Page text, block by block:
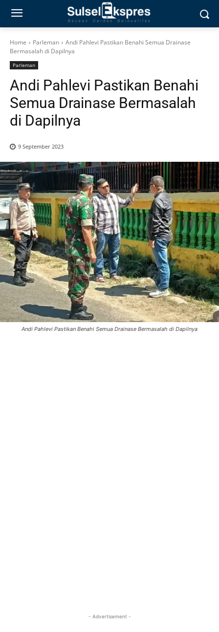
Home Parleman
Andi Pahlevi Pastikan Benahi Semua Drainase
Bermasalah di Dapilnya
Parleman
Andi Pahlevi Pastikan Benahi
Semua Drainase Bermasalah
di Dapilnya
9 September 2023
Andi Pahlevi Pastikan Benahi Semua Drainase Bermasalah di Dapilnya
- Advertisement -